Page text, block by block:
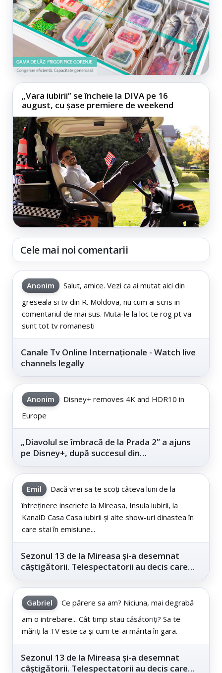
„Vara iubirii” se încheie la DIVA pe 16
august, cu șase premiere de weekend
Cele mai noi comentarii
Anonim
Salut, amice. Vezi ca ai mutat aici din
greseala si tv din R. Moldova, nu cum ai scris in
comentariul de mai sus. Muta-le la loc te rog pt va
sunt tot tv romanesti
Canale Tv Online Internaționale - Watch live
channels legally
Anonim
Disney+ removes 4K and HDR10 in
Europe
„Diavolul se îmbracă de la Prada 2” a ajuns
pe Disney+, după succesul din
Emil
Dacă vrei sa te scoți câteva luni de la
întreținere inscriete la Mireasa, Insula iubirii, la
KanalD Casa Casa iubirii și alte show-uri dinastea în
care stai în emisiune...
Sezonul 13 de la Mireasa și-a desemnat
câștigătorii. Telespectatorii au decis care
Gabriel
Ce părere sa am? Niciuna, mai degrabă
am o intrebare... Cât timp stau căsătoriți? Sa te
măriți la TV este ca și cum te-ai mărita în gara.
Sezonul 13 de la Mireasa și-a desemnat
câștigătorii. Telespectatorii au decis care